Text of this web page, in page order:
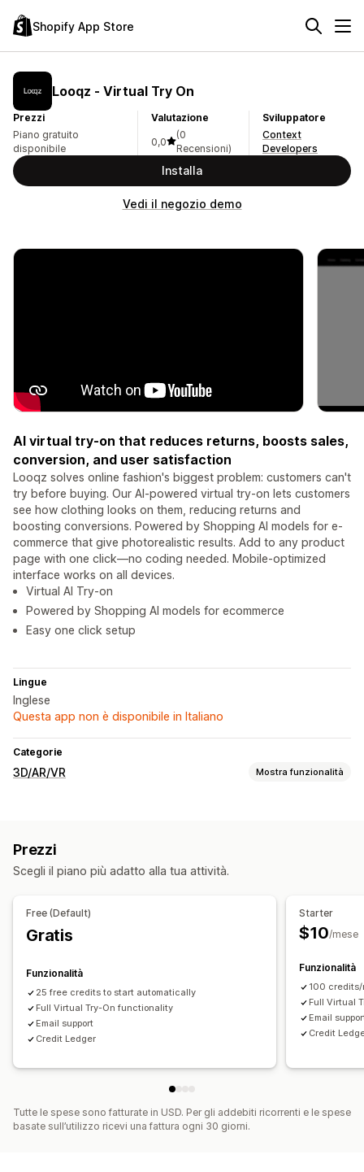
Shopify App Store
Looqz ‑ Virtual Try On
Prezzi
Piano gratuito
disponibile
Valutazione
0,0
(0
Recensioni)
Sviluppatore
Context
Developers
Installa
Vedi il negozio demo
AI virtual try-on that reduces returns, boosts sales,
conversion, and user satisfaction
Looqz solves online fashion's biggest problem: customers can't
try before buying. Our AI-powered virtual try-on lets customers
see how clothing looks on them, reducing returns and
boosting conversions. Powered by Shopping AI models for e-
commerce that give photorealistic results. Add to any product
page with one click—no coding needed. Mobile-optimized
interface works on all devices.
Virtual AI Try-on
Powered by Shopping AI models for ecommerce
Easy one click setup
Lingue
Inglese
Questa app non è disponibile in Italiano
Categorie
3D/AR/VR Mostra funzionalità
Prezzi
Scegli il piano più adatto alla tua attività.
Free (Default)
Gratis
Funzionalità
25 free credits to start automatically
Full Virtual Try-On functionality
Email support
Credit Ledger
Starter
$10/mese
Funzionalità
100 credits/
Full Virtual
Email
Credit
Tutte le spese sono fatturate in USD. Per gli addebiti ricorrenti e le spese
basate sull’utilizzo ricevi una fattura ogni 30 giorni.